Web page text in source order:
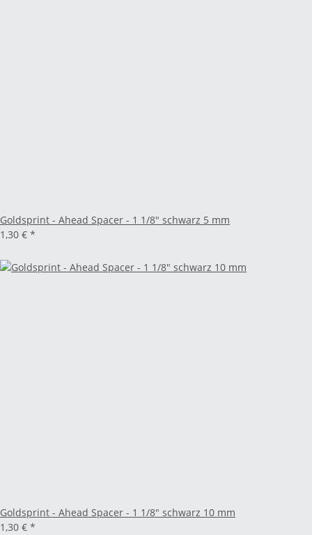
Goldsprint - Ahead Spacer - 1 1/8" schwarz 5 mm
1,30 € *
Goldsprint - Ahead Spacer - 1 1/8" schwarz 10 mm
1,30 € *